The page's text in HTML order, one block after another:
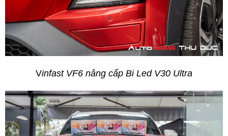
Vinfast VF6 nâng cấp Bi Led V30 Ultra